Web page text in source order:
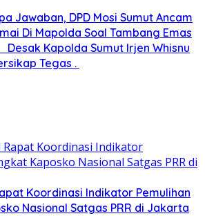
Jawaban, DPD Mosi Sumut Ancam
Di Mapolda Soal Tambang Emas
Kapolda Sumut Irjen Whisnu
Tegas .
Koordinasi Indikator Pemulihan
Nasional Satgas PRR di Jakarta